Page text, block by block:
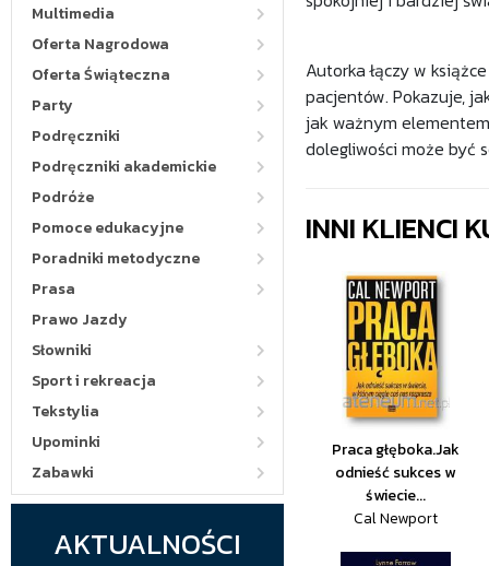
Multimedia
Oferta Nagrodowa
Oferta Świąteczna
Party
Podręczniki
Podręczniki akademickie
Podróże
Pomoce edukacyjne
Poradniki metodyczne
Prasa
Prawo Jazdy
Słowniki
Sport i rekreacja
Tekstylia
Upominki
Zabawki
AKTUALNOŚCI
Autorka łączy w
pacjentów. Pokazuje,
jak ważnym
dolegliwości może być
INNI KLIENCI
Praca głęboka.Jak
odnieść sukces w
świecie...
Cal Newport